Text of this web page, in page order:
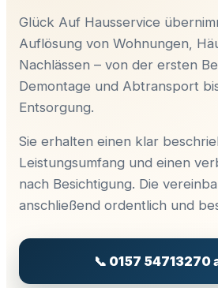
Glück Auf Hausservice
Auflösung von Wohnungen,
Nachlässen – von der ersten
Demontage und Abtransport
Entsorgung.
Sie erhalten einen klar
Leistungsumfang und einen
nach Besichtigung. Die
anschließend ordentlich und
📞 0157 54713270